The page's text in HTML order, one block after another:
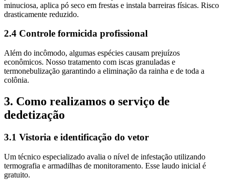
minuciosa, aplica pó seco em frestas e instala barreiras físicas. Risco
drasticamente reduzido.
2.4 Controle formicida profissional
Além do incômodo, algumas espécies causam prejuízos
econômicos. Nosso tratamento com iscas granuladas e
termonebulização garantindo a eliminação da rainha e de toda a
colônia.
3. Como realizamos o serviço de
dedetização
3.1 Vistoria e identificação do vetor
Um técnico especializado avalia o nível de infestação utilizando
termografia e armadilhas de monitoramento. Esse laudo inicial é
gratuito.